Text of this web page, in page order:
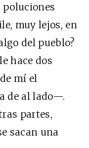
poluciones
muy lejos, en
del pueblo?
hace dos
mí el
de al lado—.
partes,
sacan una